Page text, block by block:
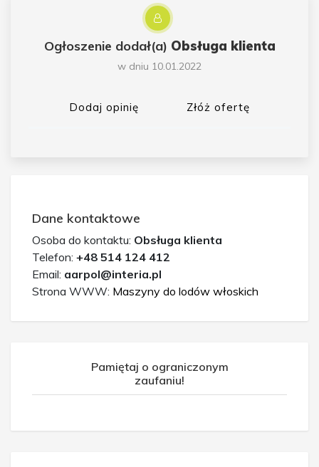
Ogłoszenie dodał(a) Obsługa klienta
w dniu 10.01.2022
Dodaj opinię Złóż ofertę
Dane kontaktowe
Osoba do kontaktu: Obsługa klienta
Telefon: +48 514 124 412
Email: aarpol@interia.pl
Strona WWW: Maszyny do lodów włoskich
Pamiętaj o ograniczonym
zaufaniu!